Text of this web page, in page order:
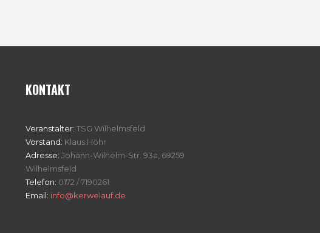
KONTAKT
Veranstalter: TSG Wilhelmsfeld
Vorstand: Klaus Höhr
Adresse: Johann-Wilhelm-Str. 93a, 69259
Wilhelmsfeld
Telefon: 0172 / 7190261
Email: info@kerwelauf.de